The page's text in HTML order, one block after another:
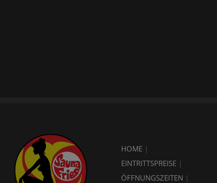
HOME |
EINTRITTSPREISE |
ÖFFNUNGSZEITEN |